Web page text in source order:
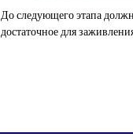
До следующего этапа
достаточное для